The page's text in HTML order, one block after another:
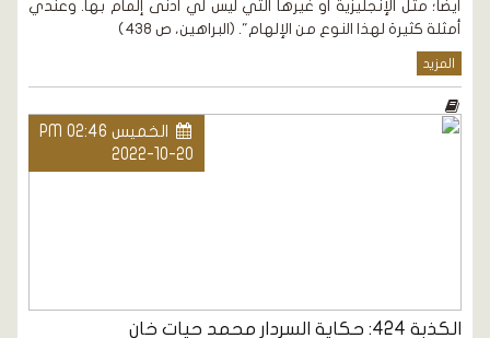
أيضا؛ مثل الإنجليزية أو غيرها التي ليس لي أدنى إلمام بها. وعندي
أمثلة كثيرة لهذا النوع من الإلهام". (البراهين، ص 438)
المزيد
الخميس PM 02:46
2022-10-20
الكذبة 424: حكاية السردار محمد حيات خان